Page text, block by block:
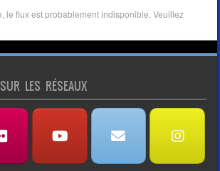
le flux est probablement indisponible. Veuillez
LES RÉSEAUX